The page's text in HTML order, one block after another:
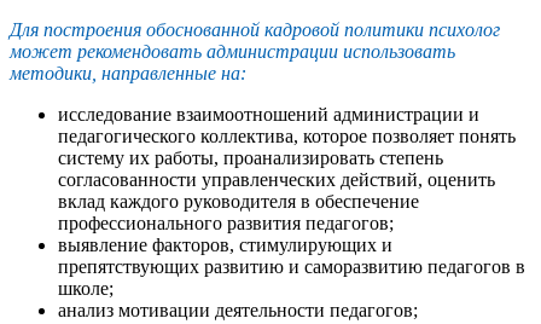
Для построения обоснованной кадровой политики психолог
может рекомендовать администрации использовать
методики, направленные на:
исследование взаимоотношений администрации и
педагогического коллектива, которое позволяет понять
систему их работы, проанализировать степень
согласованности управленческих действий, оценить
вклад каждого руководителя в обеспечение
профессионального развития педагогов;
выявление факторов, стимулирующих и
препятствующих развитию и саморазвитию педагогов в
школе;
анализ мотивации деятельности педагогов;